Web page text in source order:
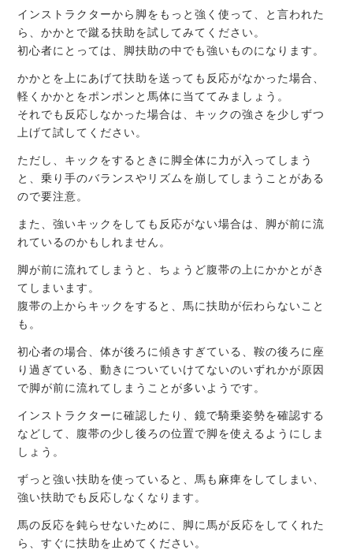
インストラクターから脚をもっと強く使って、と言われた
ら、かかとで蹴る扶助を試してみてください。
初心者にとっては、脚扶助の中でも強いものになります。
かかとを上にあげて扶助を送っても反応がなかった場合、
軽くかかとをポンポンと馬体に当ててみましょう。
それでも反応しなかった場合は、キックの強さを少しずつ
上げて試してください。
ただし、キックをするときに脚全体に力が入ってしまう
と、乗り手のバランスやリズムを崩してしまうことがある
ので要注意。
また、強いキックをしても反応がない場合は、脚が前に流
れているのかもしれません。
脚が前に流れてしまうと、ちょうど腹帯の上にかかとがき
てしまいます。
腹帯の上からキックをすると、馬に扶助が伝わらないこと
も。
初心者の場合、体が後ろに傾きすぎている、鞍の後ろに座
り過ぎている、動きについていけてないのいずれかが原因
で脚が前に流れてしまうことが多いようです。
インストラクターに確認したり、鏡で騎乗姿勢を確認する
などして、腹帯の少し後ろの位置で脚を使えるようにしま
しょう。
ずっと強い扶助を使っていると、馬も麻痺をしてしまい、
強い扶助でも反応しなくなります。
馬の反応を鈍らせないために、脚に馬が反応をしてくれた
ら、すぐに扶助を止めてください。